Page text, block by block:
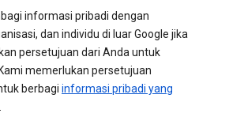
informasi pribadi dengan
dan individu di luar Google jika
persetujuan dari Anda untuk
memerlukan persetujuan
berbagi informasi pribadi yang